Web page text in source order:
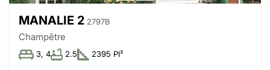
MANALIE 2 2797B
Champêtre
3, 4 2.5 2395 PI²